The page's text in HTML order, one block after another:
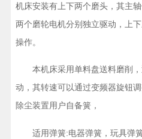
机床安装有上下两个磨头，其主
两个磨轮电机分别独立驱动，上
操作。
本机床采用单料盘送料磨削，
动，其转速可以通过变频器旋钮
除尘装置用户自备簧，
适用弹簧:电器弹簧，玩具弹